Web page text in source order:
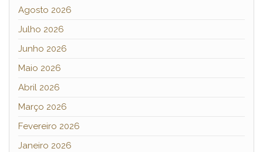
Agosto 2026
Julho 2026
Junho 2026
Maio 2026
Abril 2026
Março 2026
Fevereiro 2026
Janeiro 2026